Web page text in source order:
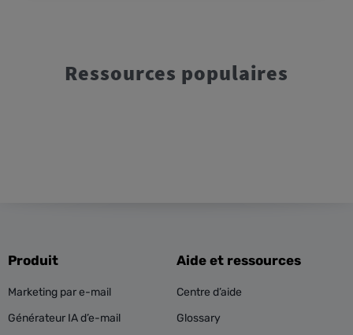
Ressources populaires
Produit
Marketing par e-mail
Générateur IA d’e-mail
Aide et ressources
Centre d’aide
Glossary